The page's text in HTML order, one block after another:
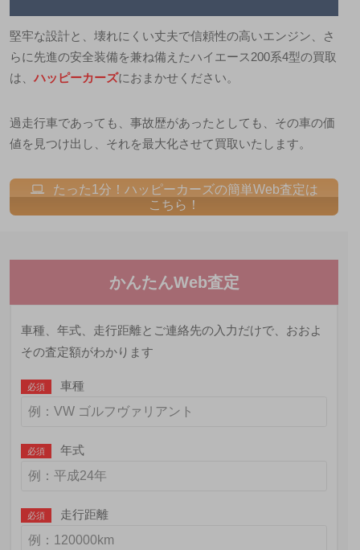
堅牢な設計と、壊れにくい丈夫で信頼性の高いエンジン、さ
らに先進の安全装備を兼ね備えたハイエース200系4型の買取
は、ハッピーカーズにおまかせください。
過走行車であっても、事故歴があったとしても、その車の価
値を見つけ出し、それを最大化させて買取いたします。
たった1分！ハッピーカーズの簡単Web査定は
こちら！
かんたんWeb査定
車種、年式、走行距離とご連絡先の入力だけで、おおよ
その査定額がわかります
必須 車種
必須 年式
必須 走行距離